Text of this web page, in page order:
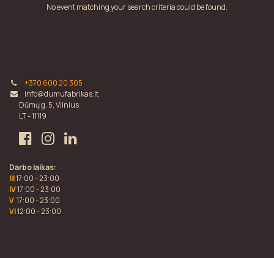
No event matching your search criteria could be found.
+370 600 20 305
info@dumufabrikas.lt
Dūmų g. 5, Vilnius
LT - 11119
Darbo laikas:
III17:00 - 23:00
IV17:00 - 23:00
V 17:00 - 23:00
VI12:00 - 23:00